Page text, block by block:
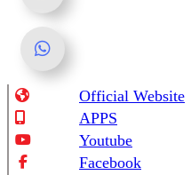
Online News Portal
Official Website
APPS
Youtube
Facebook